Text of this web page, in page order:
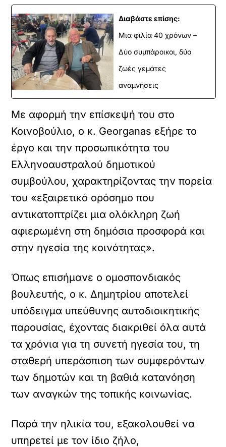
Διαβάστε επίσης:
Μια φιλία 40 χρόνων –
Δύο συμπάροικοι, δύο
ζωές γεμάτες
αναμνήσεις
Με αφορμή την επίσκεψή του στο
Κοινοβούλιο, ο κ. Georganas εξήρε το
έργο και την προσωπικότητα του
Ελληνοαυστραλού δημοτικού
συμβούλου, χαρακτηρίζοντας την πορεία
του «εξαιρετικό ορόσημο που
αντικατοπτρίζει μια ολόκληρη ζωή
αφιερωμένη στη δημόσια προσφορά και
στην ηγεσία της κοινότητας».
Όπως επισήμανε ο ομοσπονδιακός
βουλευτής, ο κ. Δημητρίου αποτελεί
υπόδειγμα υπεύθυνης αυτοδιοικητικής
παρουσίας, έχοντας διακριθεί όλα αυτά
τα χρόνια για τη συνετή ηγεσία του, τη
σταθερή υπεράσπιση των συμφερόντων
των δημοτών και τη βαθιά κατανόηση
των αναγκών της τοπικής κοινωνίας.
Παρά την ηλικία του, εξακολουθεί να
υπηρετεί με τον ίδιο ζήλο,